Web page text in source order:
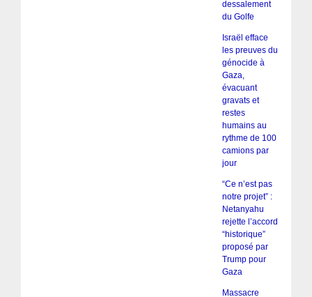
dessalement
du Golfe
Israël efface
les preuves du
génocide à
Gaza,
évacuant
gravats et
restes
humains au
rythme de 100
camions par
jour
“Ce n’est pas
notre projet” :
Netanyahu
rejette l’accord
“historique”
proposé par
Trump pour
Gaza
Massacre